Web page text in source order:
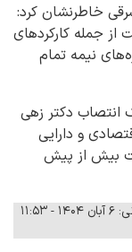
خاطرنشان کرد:
از جمله کارکردهای
نیمه تمام
انتصاب دکتر زهی
و دارایی
بیش از پیش